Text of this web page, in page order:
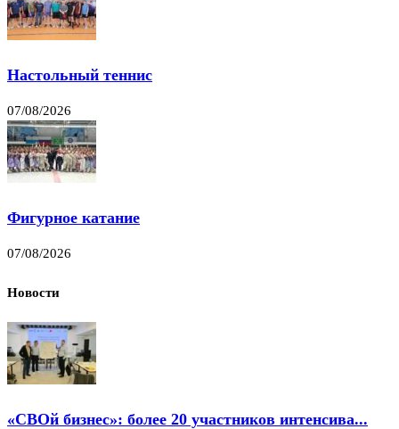
Настольный теннис
07/08/2026
Фигурное катание
07/08/2026
Новости
«СВОй бизнес»: более 20 участников интенсива...